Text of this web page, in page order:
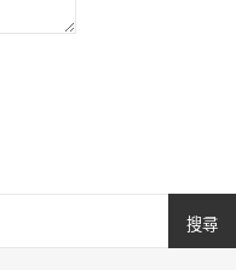
搜尋